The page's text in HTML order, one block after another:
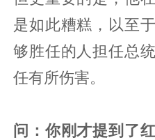
是如此糟糕，以至
够胜任的人担任总
任有所伤害。
问：你刚才提到了